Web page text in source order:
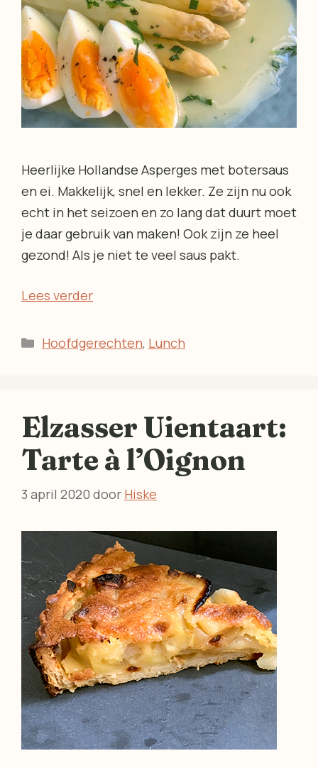
Heerlijke Hollandse Asperges met botersaus
en ei. Makkelijk, snel en lekker. Ze zijn nu ook
echt in het seizoen en zo lang dat duurt moet
je daar gebruik van maken! Ook zijn ze heel
gezond! Als je niet te veel saus pakt.
Lees verder
Categorieën
Hoofdgerechten, Lunch
Elzasser Uientaart:
Tarte à l’Oignon
3 april 2020 door Hiske